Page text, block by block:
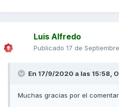
Luis Alfredo
Publicado 17 de
En 17/9/2020 a las 15:58,
Muchas gracias por el